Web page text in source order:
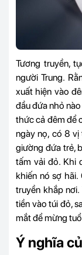
Tương truyền,
người Trung.
xuất hiện vào
đầu đứa nhỏ
thức cả đêm để
ngày nọ, có 8
giường đứa trẻ,
tấm vải đỏ. Khi
khiến nó sợ
truyền khắp
tiền vào túi đỏ,
mắt để mừng
Ý nghĩa